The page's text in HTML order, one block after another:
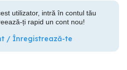
utilizator, intră în contul tău
ți rapid un cont nou!
/ Înregistrează-te